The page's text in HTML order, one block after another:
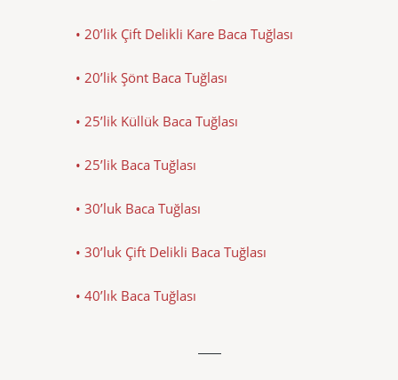
• 20’lik Çift Delikli Kare Baca Tuğlası
• 20’lik Şönt Baca Tuğlası
• 25’lik Küllük Baca Tuğlası
• 25’lik Baca Tuğlası
• 30’luk Baca Tuğlası
• 30’luk Çift Delikli Baca Tuğlası
• 40’lık Baca Tuğlası